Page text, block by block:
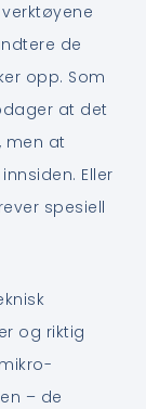
de
opp. Som
at det
men at
Eller
spesiell
og riktig
– de